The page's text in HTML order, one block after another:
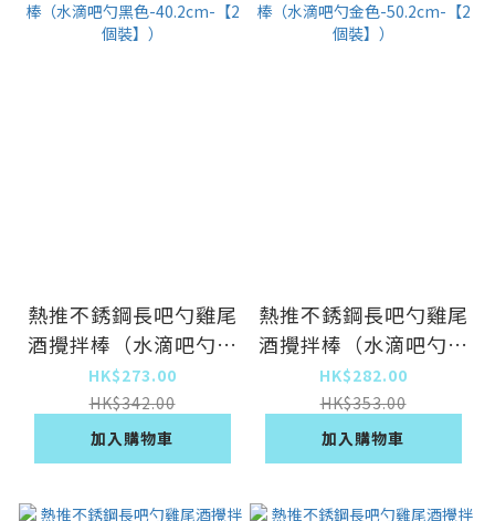
熱推不銹鋼長吧勺雞尾
酒攪拌棒（水滴吧勺黑
色-40.2cm-【2個
裝】）
HK$273.00
HK$342.00
加入購物車
熱推不銹鋼長吧勺雞尾
酒攪拌棒（水滴吧勺金
色-50.2cm-【2個
裝】）
HK$282.00
HK$353.00
加入購物車